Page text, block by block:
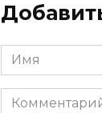
Имя
*
Комментарий